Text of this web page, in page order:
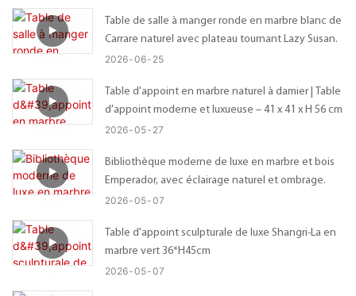
Table de salle à manger ronde en marbre blanc de
Carrare naturel avec plateau tournant Lazy Susan.
2026 06 25
Table d'appoint en marbre naturel à damier | Table
d'appoint moderne et luxueuse – 41 x 41 x H 56 cm
2026 05 27
Bibliothèque moderne de luxe en marbre et bois
Emperador, avec éclairage naturel et ombrage.
2026 05 07
Table d'appoint sculpturale de luxe Shangri-La en
marbre vert 36*H45cm
2026 05 07